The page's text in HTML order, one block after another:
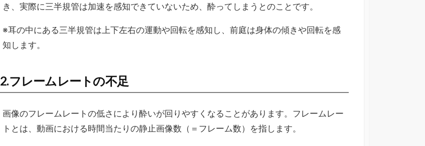
き、実際に三半規管は加速を感知できていないため、酔ってしまうとのことです。
※耳の中にある三半規管は上下左右の運動や回転を感知し、前庭は身体の傾きや回転を感
知します。
2.フレームレートの不足
画像のフレームレートの低さにより酔いが回りやすくなることがあります。フレームレー
トとは、動画における時間当たりの静止画像数（＝フレーム数）を指します。